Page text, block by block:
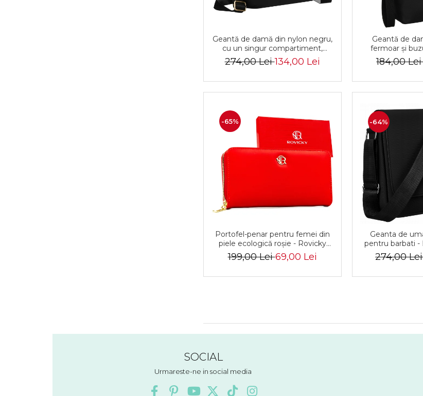
Geantă de damă din nylon negru,
cu un singur compartiment,
închidere cu fermoar - Peterson
PTR-PTN JN-13-0252 BLACK
274,00 Lei134,00 Lei
Geantă de
fermoar și
Peterson PTR-
184,00
-65%
Portofel-penar pentru femei din
piele ecologică roșie - Rovicky
PTR-R-PRK-01-U8-6338-RED
199,00 Lei69,00 Lei
-64%
Geanta de
pentru barbati -
652-2-
274,00
SOCIAL
Urmareste-ne in social media